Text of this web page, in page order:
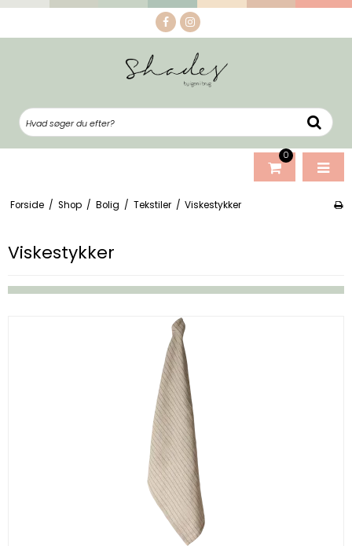
0
Forside / Shop / Bolig / Tekstiler / Viskestykker
Viskestykker